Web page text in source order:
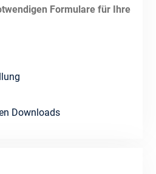
Formulare für Ihre
Downloads